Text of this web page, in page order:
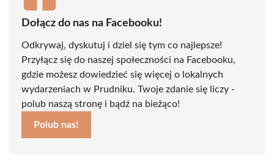
Dołącz do nas na Facebooku!
Odkrywaj, dyskutuj i dziel się tym co najlepsze!
Przyłącz się do naszej społeczności na Facebooku,
gdzie możesz dowiedzieć się więcej o lokalnych
wydarzeniach w Prudniku. Twoje zdanie się liczy -
polub naszą stronę i bądź na bieżąco!
Polub nas!